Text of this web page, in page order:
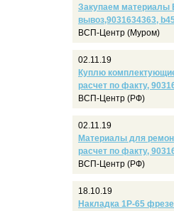
Закупаем материалы
вывоз,9031634363,
ВСП-Центр (Муром)
02.11.19
Куплю
расчет по факту,
ВСП-Центр (РФ)
02.11.19
Материалы для
расчет по факту,
ВСП-Центр (РФ)
18.10.19
Накладка 1Р-65